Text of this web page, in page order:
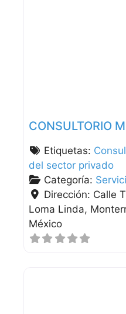
CONSULTORIO
Etiquetas:
del sector privado
Categoría:
Dirección: Calle
Loma Linda
México